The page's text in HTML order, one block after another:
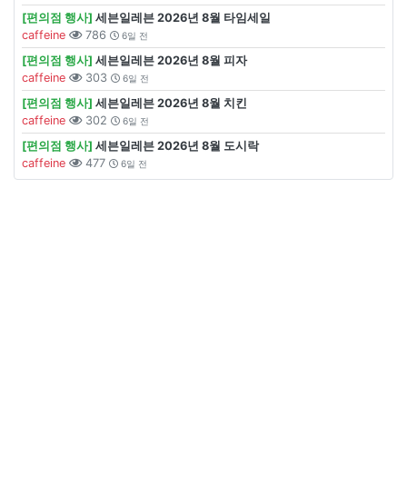
[편의점 행사] 세븐일레븐 2026년 8월 타임세일
caffeine
786 6일 전
[편의점 행사] 세븐일레븐 2026년 8월 피자
caffeine
303 6일 전
[편의점 행사] 세븐일레븐 2026년 8월 치킨
caffeine
302 6일 전
[편의점 행사] 세븐일레븐 2026년 8월 도시락
caffeine
477 6일 전